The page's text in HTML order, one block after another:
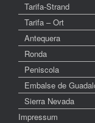
Tarifa-Strand
Tarifa – Ort
Antequera
Ronda
Peniscola
Embalse de
Sierra Nevada
Impressum